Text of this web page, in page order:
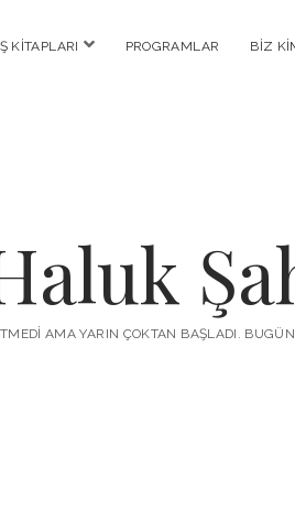
KITAPLARI menüyüPROGRAMLAR BIZ
AMA YARIN ÇOKTAN BAŞLADI.